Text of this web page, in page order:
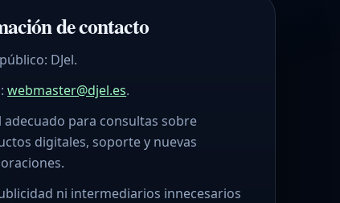
de contacto
DJel.
webmaster@djel.es.
adecuado para consultas sobre
digitales, soporte y nuevas
ni intermediarios innecesarios